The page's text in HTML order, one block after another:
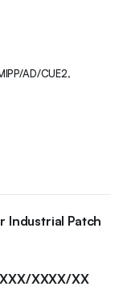
AD/CUE2,
Industrial Patch
XXXX/XX